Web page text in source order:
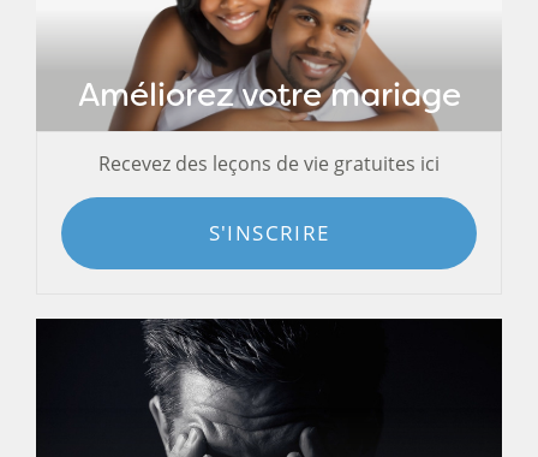
Améliorez votre mariage
Recevez des leçons de vie gratuites ici
S'INSCRIRE